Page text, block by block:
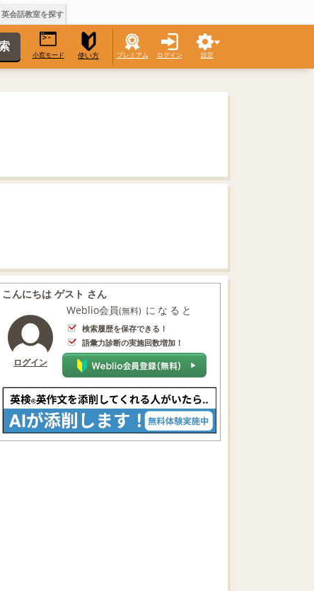
英会話教室を探す
小窓モード 使い方 プレミアム ログイン 設定
こんにちは ゲスト さん
ログイン
Weblio会員(無料) になると
検索履歴を保存できる！
語彙力診断の実施回数増加！